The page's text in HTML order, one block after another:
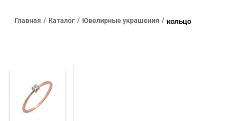
Главная Каталог Ювелирные украшения кольцо